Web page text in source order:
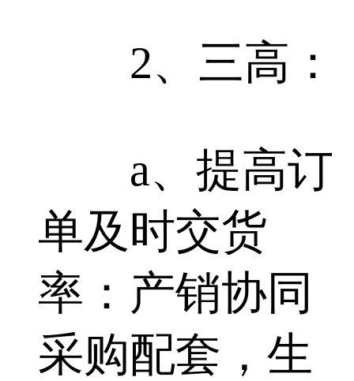
2、三高：
a、提高订
单及时交货
率：产销协同
采购配套，生